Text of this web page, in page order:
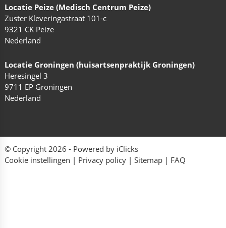
Locatie Peize (Medisch Centrum Peize)
Zuster Kleveringastraat 101-c
9321 CK Peize
Nederland
Locatie Groningen (huisartsenpraktijk Groningen)
Heresingel 3
9711 EP Groningen
Nederland
© Copyright 2026 - Powered by iClicks
Cookie instellingen | Privacy policy| Sitemap| FAQ